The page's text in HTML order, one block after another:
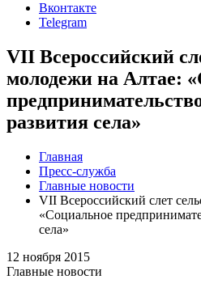
Вконтакте
Telegram
VII Всероссийский
молодежи на Алтае:
развития села»
Главная
Пресс-служба
Главные новости
VII Всероссийский слет
«Социальное
села»
12 ноября 2015
Главные новости